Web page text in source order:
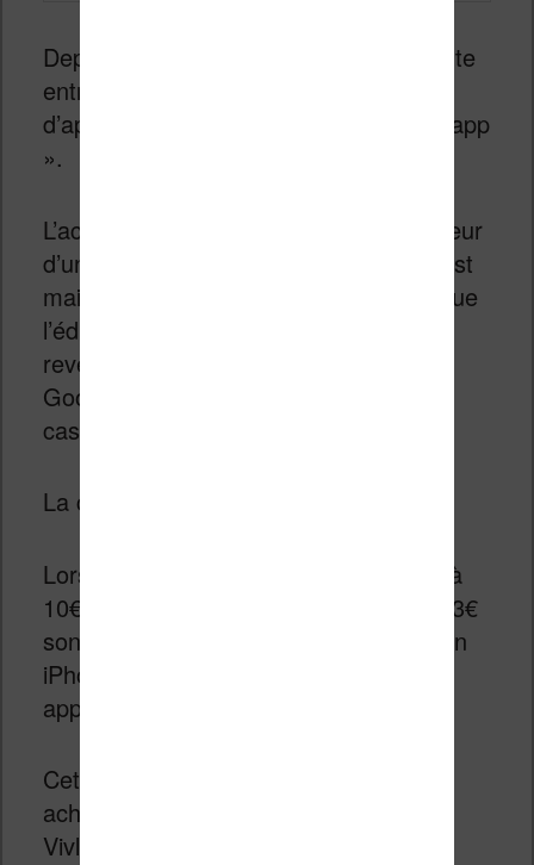
Depuis des mois, une guerre est ouverte
entre Google (et Apple) et les éditeurs
d’applications au sujet des achats « in app
».
L’achat « in app », c’est-à-dire à l’intérieur
d’une application pour smartphone, n’est
maintenant possible qu’à la condition que
l’éditeur de l’application accepte de
reverser 10% de la somme gagnée à
Google ou Apple (ou 30% suivant les
cas).
La conséquence est simple :
Lorsque vous achetez une application à
10€ via votre smartphone, entre 1€ et 3€
sont reversés à Apple si vous utilisez un
iPhone et à Google si vous utilisez un
appareil Android.
Cette règle vaut aussi pour les ebooks
achetés dans les applications Kindle,
Vivlio, Bookeen ou Kobo.